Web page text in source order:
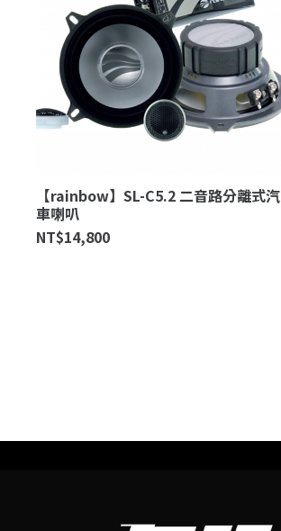
【rainbow】SL-C5.2 二音路分離式汽
車喇叭
NT$14,800